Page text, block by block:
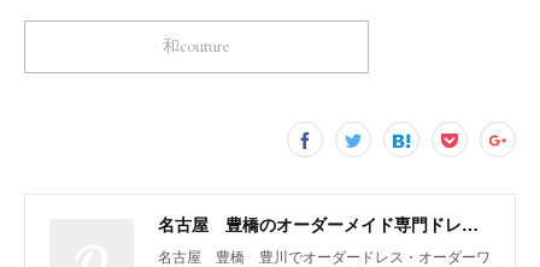
和couture
名古屋 豊橋のオーダーメイド専門ドレスデザイナー KUMI OHARA
名古屋 豊橋 豊川でオーダードレス・オーダーワ